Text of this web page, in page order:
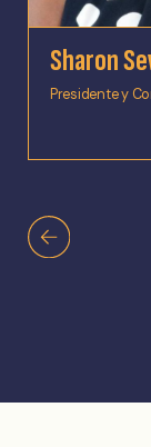
Sharon
Presidente y